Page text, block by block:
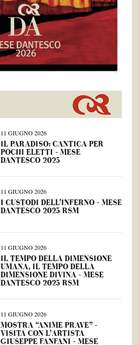
11 GIUGNO 2026
IL PARADISO: CANTICA PER
POCHI ELETTI – MESE
DANTESCO 2025
11 GIUGNO 2026
I CUSTODI DELL’INFERNO – MESE
DANTESCO 2025 RSM
11 GIUGNO 2026
IL TEMPO DELLA DIMENSIONE
UMANA, IL TEMPO DELLA
DIMENSIONE DIVINA – MESE
DANTESCO 2025 RSM
11 GIUGNO 2026
MOSTRA “ANIME PRAVE” –
VISITA CON L’ARTISTA
GIUSEPPE FANFANI – MESE